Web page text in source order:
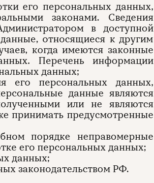
его персональных данных,
законами. Сведения
в доступной
относящиеся к другим
когда имеются законные
Перечень информации
данных;
его персональных данных,
данные являются
или не являются
принимать предусмотренные
порядке неправомерные
его персональных данных;
данных;
законодательством РФ.